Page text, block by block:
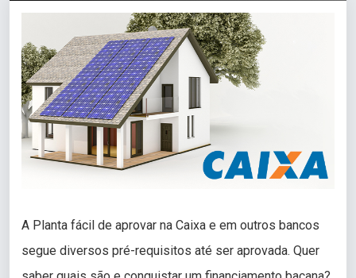
A Planta fácil de aprovar na Caixa e em outros bancos
segue diversos pré-requisitos até ser aprovada. Quer